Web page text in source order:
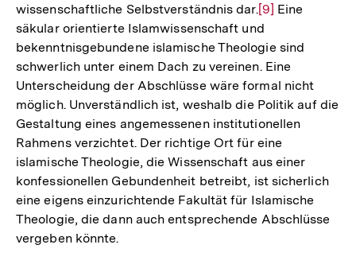
wissenschaftliche Selbstverständnis dar.Zur
Auflösung
der
Fußnote
[9] Eine
säkular orientierte Islamwissenschaft und
bekenntnisgebundene islamische Theologie sind
schwerlich unter einem Dach zu vereinen. Eine
Unterscheidung der Abschlüsse wäre formal nicht
möglich. Unverständlich ist, weshalb die Politik auf die
Gestaltung eines angemessenen institutionellen
Rahmens verzichtet. Der richtige Ort für eine
islamische Theologie, die Wissenschaft aus einer
konfessionellen Gebundenheit betreibt, ist sicherlich
eine eigens einzurichtende Fakultät für Islamische
Theologie, die dann auch entsprechende Abschlüsse
vergeben könnte.